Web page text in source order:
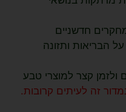
חדשניים
הבריאות ותזונה
קצר למוצרי טבע
זה לעיתים קרובות.